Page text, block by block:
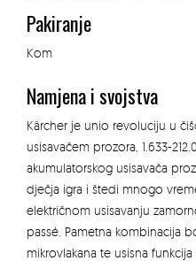
Pakiranje
Kom
Namjena i svojstva
Kärcher je unio revoluciju u
usisavačem prozora, 1.633-
akumulatorskog usisavača
dječja igra i štedi mnogo
električnom usisavanju
passé. Pametna kombinacija
mikrovlakana te usisna